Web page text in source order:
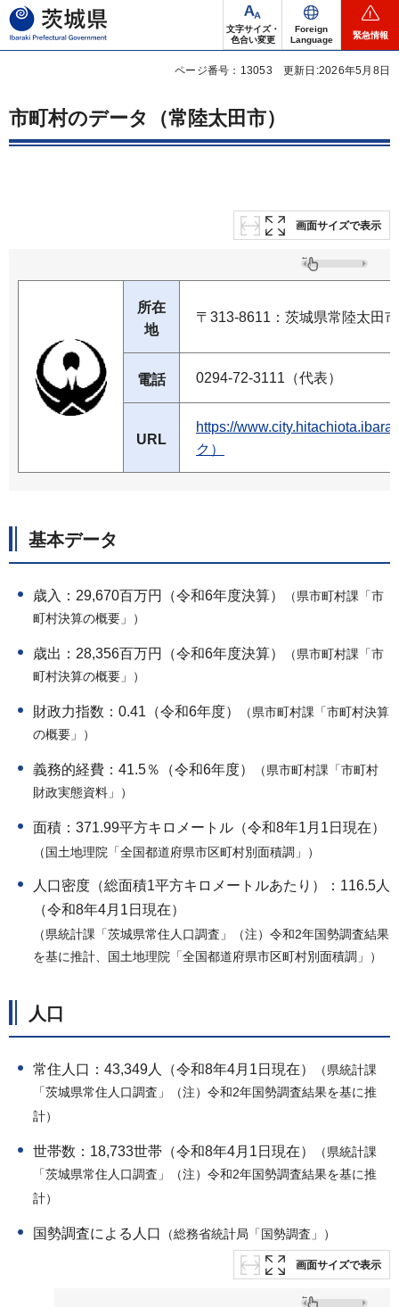
茨城県
文字サイズ・
色合い変更
Foreign
Language
緊急情報
ページ番号：13053 更新日:2026年5月8日
市町村のデータ（常陸太田市）
画面サイズで表示
所在
地
〒313-8611：茨城県常陸太田
電話 0294-72-3111（代表）
URL
https://
ク）
基本データ
歳入：29,670百万円（令和6年度決算） （県市町村課「市
町村決算の概要」）
歳出：28,356百万円（令和6年度決算） （県市町村課「市
町村決算の概要」）
財政力指数：0.41（令和6年度） （県市町村課「市町村決算
の概要」）
義務的経費：41.5％（令和6年度） （県市町村課「市町村
財政実態資料」）
面積：371.99平方キロメートル（令和8年1月1日現在）
（国土地理院「全国都道府県市区町村別面積調」）
人口密度（総面積1平方キロメートルあたり）：116.5人
（令和8年4月1日現在）
（県統計課「茨城県常住人口調査」（注）令和2年国勢調査結果
を基に推計、国土地理院「全国都道府県市区町村別面積調」）
人口
常住人口：43,349人（令和8年4月1日現在） （県統計課
「茨城県常住人口調査」（注）令和2年国勢調査結果を基に推
計）
世帯数：18,733世帯（令和8年4月1日現在） （県統計課
「茨城県常住人口調査」（注）令和2年国勢調査結果を基に推
計）
国勢調査による人口 （総務省統計局「国勢調査」）
画面サイズで表示